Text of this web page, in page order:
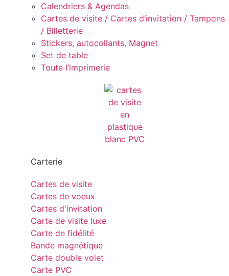
Calendriers & Agendas
Cartes de visite / Cartes d’invitation / Tampons
/ Billetterie
Stickers, autocollants, Magnet
Set de table
Toute l’imprimerie
Carterie
Cartes de visite
Cartes de voeux
Cartes d'invitation
Carte de visite luxe
Carte de fidélité
Bande magnétique
Carte double volet
Carte PVC